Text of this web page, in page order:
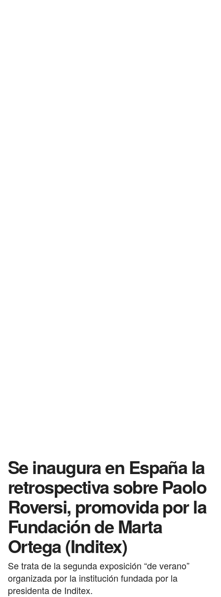
Se inaugura en España la
retrospectiva sobre Paolo
Roversi, promovida por la
Fundación de Marta
Ortega (Inditex)
Se trata de la segunda exposición “de verano”
organizada por la institución fundada por la
presidenta de Inditex.